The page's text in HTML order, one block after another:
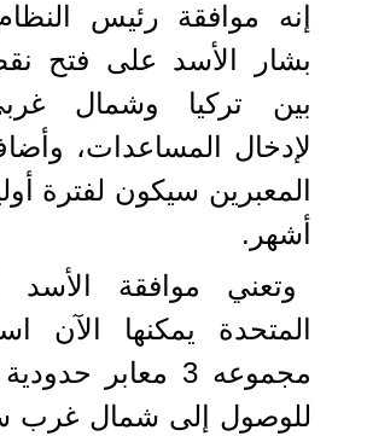
إنه موافقة رئيس
بشار الأسد على فتح
بين تركيا وشمال
لإدخال المساعدات،
أشهر.
وتعني موافقة الأسد
المتحدة يمكنها الآن
مجموعه 3 معابر
للوصول إلى شمال غرب